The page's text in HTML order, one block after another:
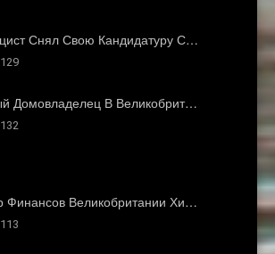
Снял Свою Кандидатуру С…
Домовладелец В Великобрит…
Финансов Великобритании Хи…